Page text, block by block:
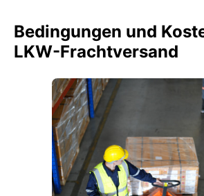
Bedingungen und
LKW-Frachtversand